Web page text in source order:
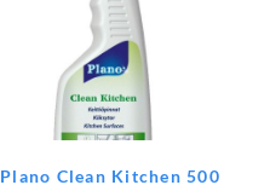
Plano Clean Kitchen 500